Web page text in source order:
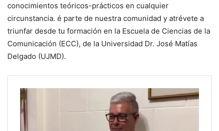
conocimientos teóricos-prácticos en cualquier
circunstancia. é parte de nuestra comunidad y atrévete a
triunfar desde tu formación en la Escuela de Ciencias de la
Comunicación (ECC), de la Universidad Dr. José Matías
Delgado (UJMD).